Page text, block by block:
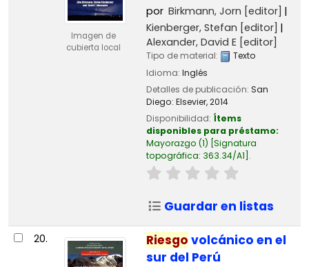
Imagen de
cubierta local
por Birkmann, Jorn [editor]
Kienberger, Stefan [editor]
Alexander, David E[editor]
Tipo de material:
Texto
Idioma: Inglés
Detalles de publicación: San
Diego: Elsevier,2014
Disponibilidad: Ítems
disponibles para préstamo:
Mayorazgo (1) Signatura
topográfica: 363.34/A1 .
Guardar en listas
20. Riesgo volcánico en el
sur del Perú